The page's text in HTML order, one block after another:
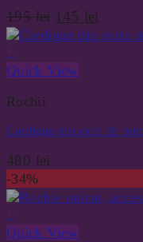
195lei Prețul
inițial
fost:
145 lei
curent
Quick View
Rochii
Cardigan din stofa de
480 lei
-34%
Quick View